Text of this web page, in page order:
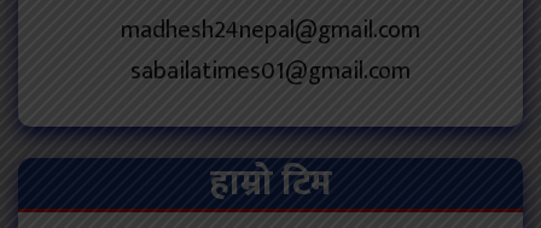
madhesh24nepal@gmail.com
sabailatimes01@gmail.com
हाम्रो टिम